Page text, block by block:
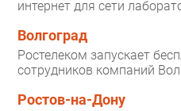
интернет для сети
Волгоград
Ростелеком запускает
сотрудников компаний
Ростов-на-Дону